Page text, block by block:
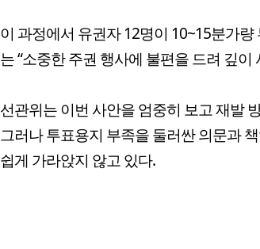
이 과정에서 유권자 12명이 10~15분가
는 “소중한 주권 행사에 불편을 드려 깊
선관위는 이번 사안을 엄중히 보고 재발
그러나 투표용지 부족을 둘러싼 의문과
쉽게 가라앉지 않고 있다.